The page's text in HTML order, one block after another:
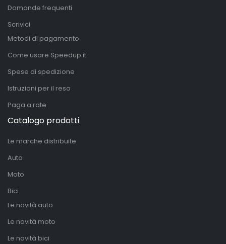
Domande frequenti
Scrivici
Metodi di pagamento
Come usare Speedup.it
Spese di spedizione
Istruzioni per il reso
Paga a rate
Catalogo prodotti
Le marche distribuite
Auto
Moto
Bici
Le novità auto
Le novità moto
Le novità bici